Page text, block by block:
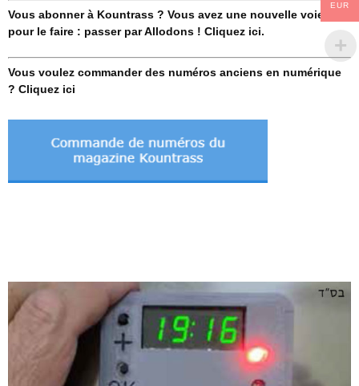
Vous abonner à Kountrass ? Vous avez une nouvelle voie
pour le faire : passer par Allodons ! Cliquez ici.
Vous voulez commander des numéros anciens en numérique
? Cliquez ici
EUR